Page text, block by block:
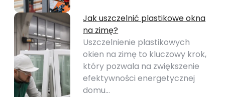
Jak uszczelnić plastikowe okna
na zimę?
Uszczelnienie plastikowych
okien na zimę to kluczowy krok,
który pozwala na zwiększenie
efektywności energetycznej
domu…